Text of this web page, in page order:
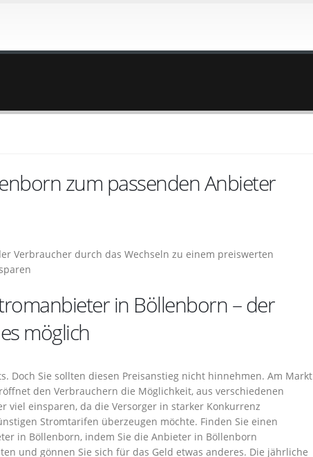
zum passenden Anbieter
Verbraucher durch das Wechseln zu einem preiswerten
in Böllenborn – der
möglich
Doch Sie sollten diesen Preisanstieg nicht hinnehmen. Am Markt
den Verbrauchern die Möglichkeit, aus verschiedenen
viel einsparen, da die Versorger in starker Konkurrenz
Stromtarifen überzeugen möchte. Finden Sie einen
in Böllenborn, indem Sie die Anbieter in Böllenborn
und gönnen Sie sich für das Geld etwas anderes. Die jährliche